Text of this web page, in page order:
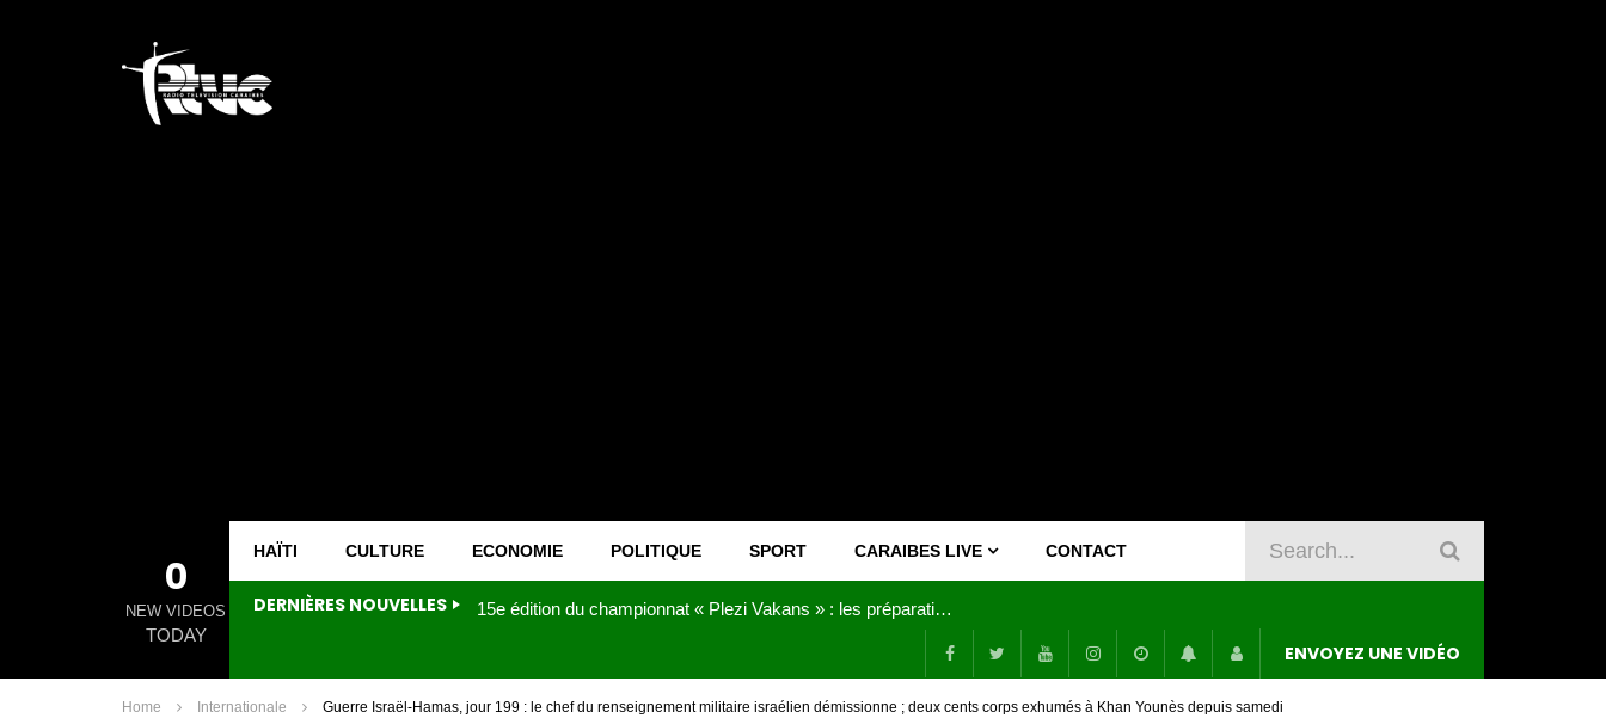
0
NEW VIDEOS
TODAY
HAÏTI CULTURE ECONOMIE POLITIQUE SPORT CARAIBES LIVE CONTACT
DERNIÈRES NOUVELLES Joy Clerf Derisier, sur les traces de son père : évangéliser par la musique
ENVOYEZ UNE VIDÉO
Home Internationale Guerre Israël-Hamas, jour 199 : le chef du renseignement militaire israélien démissionne ; deux cents corps exhumés à Khan Younès depuis samedi